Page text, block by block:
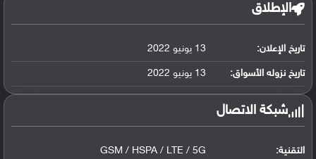
البطارية:
ليثيوم بوليمر سعة 5000 مللي أمبير, غير ق...
الإطلاق
تاريخ الإعلان: 13 يونيو 2022
تاريخ نزوله الأسواق: 13 يونيو 2022
شبكة الاتصال
التقنية: GSM / HSPA / LTE / 5G